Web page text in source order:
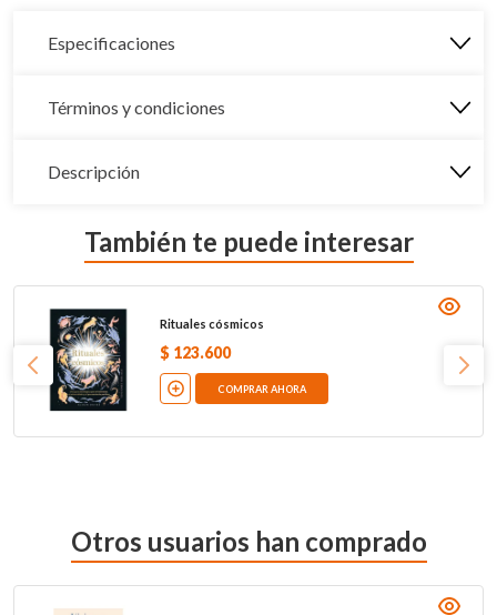
Especificaciones
Términos y condiciones
Descripción
También te puede interesar
Rituales cósmicos
$ 123.600
COMPRAR AHORA
Otros usuarios han comprado